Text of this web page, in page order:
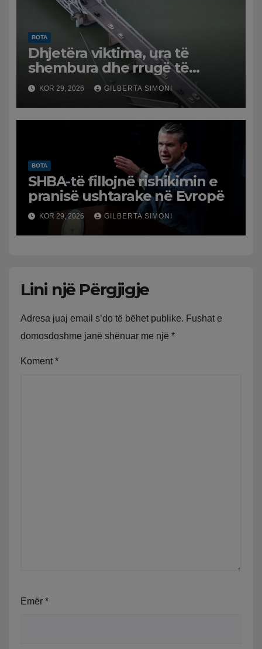
BOTA
Dhjetëra viktima, ura të
shembura dhe rrugë të
dëmtuara! Japonia goditet
nga tërmeti i fuqishëm,
qindra mijëra të evakuuar
KOR 29, 2026 GILBERTA SIMONI
BOTA
SHBA-të fillojnë rishikimin e
pranisë ushtarake në Evropë
KOR 29, 2026 GILBERTA SIMONI
Lini një Përgjigje
Adresa juaj email s’do të bëhet publike. Fushat e
domosdoshme janë shënuar me një *
Koment *
Emër *